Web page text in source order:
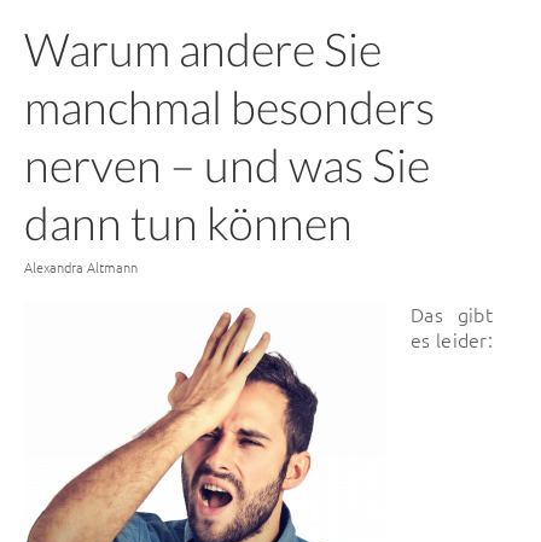
Warum andere Sie
manchmal besonders
nerven – und was Sie
dann tun können
Von
Alexandra Altmann
Das gibt
es leider: